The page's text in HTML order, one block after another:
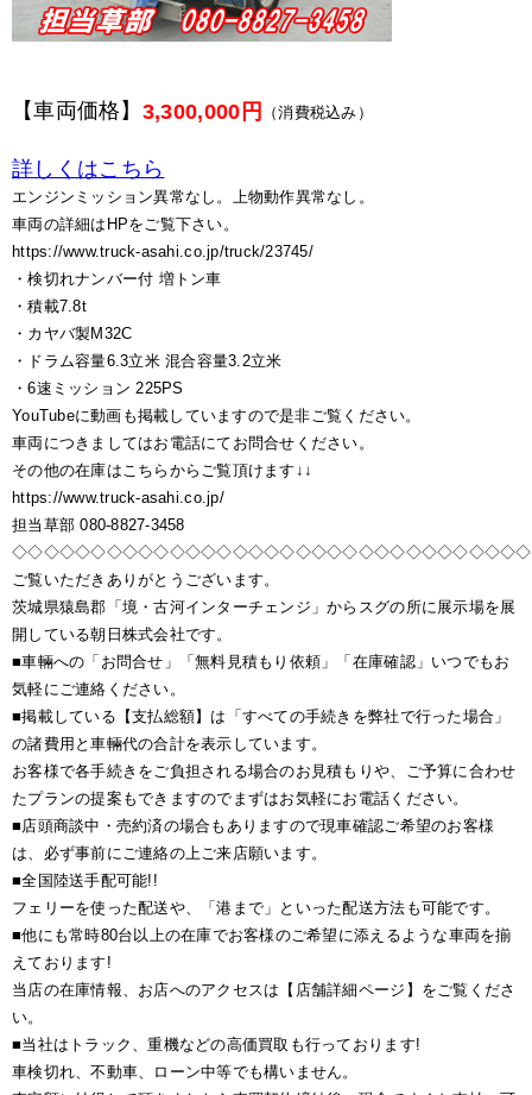
【車両価格】 3,300,000円 （消費税込み）
詳しくはこちら
エンジンミッション異常なし。上物動作異常なし。
車両の詳細はHPをご覧下さい。
https://www.truck-asahi.co.jp/truck/23745/
・検切れナンバー付 増トン車
・積載7.8t
・カヤバ製M32C
・ドラム容量6.3立米 混合容量3.2立米
・6速ミッション 225PS
YouTubeに動画も掲載していますので是非ご覧ください。
車両につきましてはお電話にてお問合せください。
その他の在庫はこちらからご覧頂けます↓↓
https://www.truck-asahi.co.jp/
担当草部 080-8827-3458
ご覧いただきありがとうございます。
茨城県猿島郡「境・古河インターチェンジ」からスグの所に展示場を展
開している朝日株式会社です。
■車輛への「お問合せ」「無料見積もり依頼」「在庫確認」いつでもお
気軽にご連絡ください。
■掲載している【支払総額】は「すべての手続きを弊社で行った場合」
の諸費用と車輛代の合計を表示しています。
お客様で各手続きをご負担される場合のお見積もりや、ご予算に合わせ
たプランの提案もできますのでまずはお気軽にお電話ください。
■店頭商談中・売約済の場合もありますので現車確認ご希望のお客様
は、必ず事前にご連絡の上ご来店願います。
■全国陸送手配可能!!
フェリーを使った配送や、「港まで」といった配送方法も可能です。
■他にも常時80台以上の在庫でお客様のご希望に添えるような車両を揃
えております!
当店の在庫情報、お店へのアクセスは【店舗詳細ページ】をご覧くださ
い。
■当社はトラック、重機などの高価買取も行っております!
車検切れ、不動車、ローン中等でも構いません。